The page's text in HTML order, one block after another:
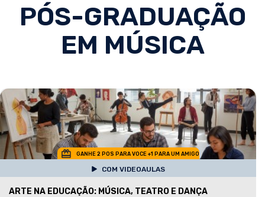
PÓS-GRADUAÇÃO
EM MÚSICA
GANHE 2 POS PARA VOCE +1 PARA UM AMIGO
COM VIDEOAULAS
ARTE NA EDUCAÇÃO: MÚSICA, TEATRO E DANÇA